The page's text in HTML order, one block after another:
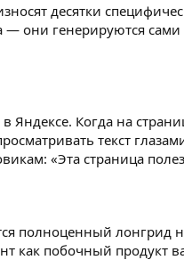
десятки
они генерируются
Когда на
текст
«Эта страница
полноценный лонгрид
как побочный продукт